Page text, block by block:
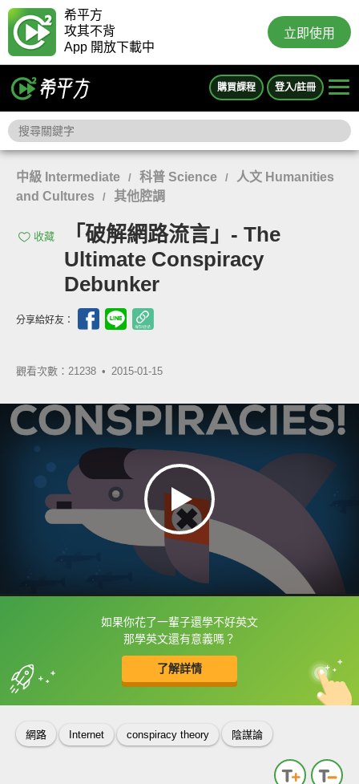
希平方
攻其不背
App 開放下載中
立即使用
購買課程 登入/註冊
中級 Intermediate / 科普 Science /
人文 Humanities
and Cultures
/ 其他腔調
收藏
「破解網路流言」- The
Ultimate Conspiracy
Debunker
分享給好友：
觀看次數：21238 • 2015-01-15
如果你花了一輩子還學不好英文
那學英文還有意義嗎？
了解詳情
框選或點兩下字幕可以直接查字典喔！
收錄佳句 中
英
網路 Internet conspiracy theory 陰謀論